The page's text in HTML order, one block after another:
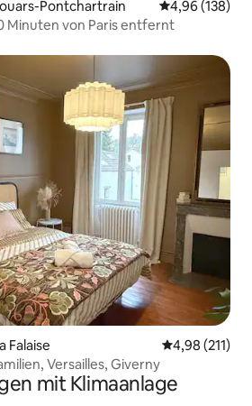
Pontchartrain
4,96 (138)
Minuten von Paris entfernt
Falaise
4,98 (211)
Versailles, Giverny
mit Klimaanlage